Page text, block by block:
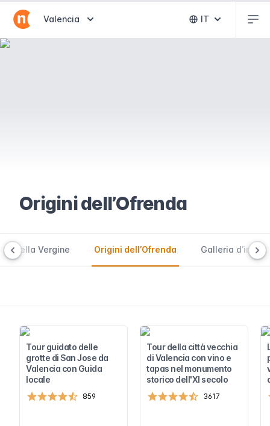
Abrir selector de destinos
Valencia Abrir selector
IT
Origini dell’Ofrenda
della Vergine Origini dell’Ofrenda Galleria
Tour guidato delle
grotte di San Jose da
Valencia con Guida
locale
859
Tour della città vecchia
di Valencia con vino e
tapas nel monumento
storico dell'XI secolo
3617